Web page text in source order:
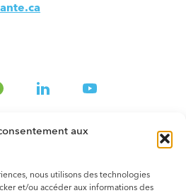
aux
nous utilisons des technologies
et/ou accéder aux informations des